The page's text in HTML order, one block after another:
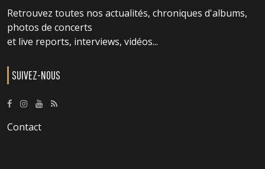
Retrouvez toutes nos actualités, chroniques d'albums,
photos de concerts
et live reports, interviews, vidéos...
SUIVEZ-NOUS
Contact